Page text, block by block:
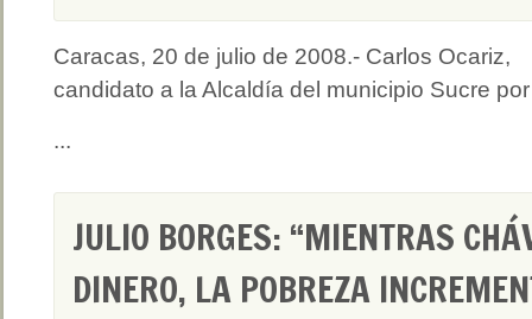
Caracas, 20 de julio de 2008.- Carlos Ocariz,
candidato a la Alcaldía del municipio Sucre por
...
JULIO BORGES: “MIENTRAS
DINERO, LA POBREZA